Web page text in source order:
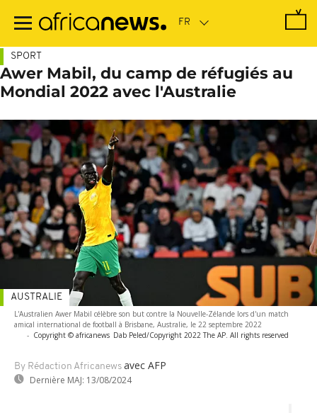
contenu
SPORT
Awer Mabil, du camp de réfugiés au
Mondial 2022 avec l'Australie
L'Australien Awer Mabil célèbre son but contre la Nouvelle-Zélande lors d'un match
amical international de football à Brisbane, Australie, le 22 septembre 2022
- Copyright © africanews Dab Peled/Copyright 2022 The AP. All rights reserved
By Rédaction Africanews avec AFP
Dernière MAJ: 13/08/2024
AUSTRALIE